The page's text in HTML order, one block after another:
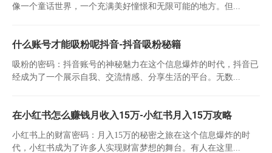
像一个童话世界，一个充满美好憧憬和无限可能的地方。但...
什么账号才能吸粉呢抖音-抖音吸粉秘籍
吸粉的密码：抖音账号的神秘魅力在这个信息爆炸的时代，抖音已
经成为了一个展示自我、交流情感、分享生活的平台。无数...
在小红书怎么赚钱月收入15万-小红书月入15万攻略
小红书上的财富密码：月入15万的秘密之旅在这个信息爆炸的时
代，小红书成为了许多人实现财富梦想的舞台。有人在这里...